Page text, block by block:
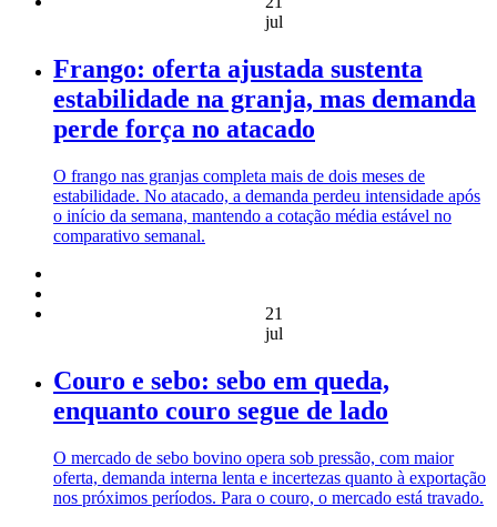
jul
Frango: oferta ajustada sustenta
estabilidade na granja, mas demanda
perde força no atacado
O frango nas granjas completa mais de dois meses de
estabilidade. No atacado, a demanda perdeu intensidade após
o início da semana, mantendo a cotação média estável no
comparativo semanal.
21
jul
Couro e sebo: sebo em queda,
enquanto couro segue de lado
O mercado de sebo bovino opera sob pressão, com maior
oferta, demanda interna lenta e incertezas quanto à exportação
nos próximos períodos. Para o couro, o mercado está travado.